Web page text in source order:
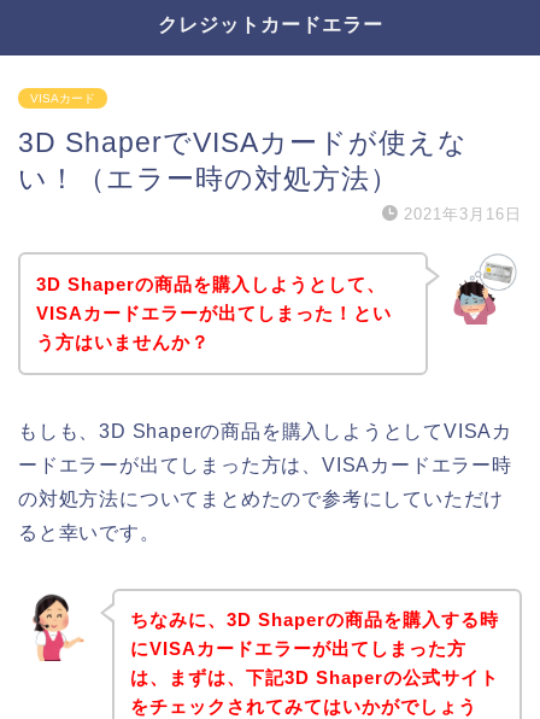
クレジットカードエラー
VISAカード
3D ShaperでVISAカードが使えな
い！（エラー時の対処方法）
2021年3月16日
3D Shaperの商品を購入しようとして、
VISAカードエラーが出てしまった！とい
う方はいませんか？
もしも、3D Shaperの商品を購入しようとしてVISAカ
ードエラーが出てしまった方は、VISAカードエラー時
の対処方法についてまとめたので参考にしていただけ
ると幸いです。
ちなみに、3D Shaperの商品を購入する時
にVISAカードエラーが出てしまった方
は、まずは、下記3D Shaperの公式サイト
をチェックされてみてはいかがでしょう